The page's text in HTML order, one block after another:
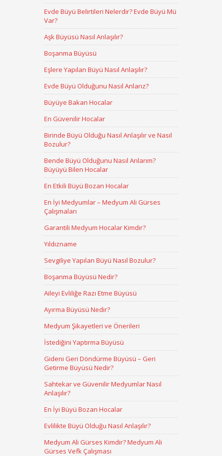
Evde Büyü Belirtileri Nelerdir? Evde Büyü Mü
Var?
Aşk Büyüsü Nasıl Anlaşılır?
Boşanma Büyüsü
Eşlere Yapılan Büyü Nasıl Anlaşılır?
Evde Büyü Olduğunu Nasıl Anlarız?
Büyüye Bakan Hocalar
En Güvenilir Hocalar
Birinde Büyü Olduğu Nasıl Anlaşılır ve Nasıl
Bozulur?
Bende Büyü Olduğunu Nasıl Anlarım?
Büyüyü Bilen Hocalar
En Etkili Büyü Bozan Hocalar
En İyi Medyumlar – Medyum Ali Gürses
Çalışmaları
Garantili Medyum Hocalar Kimdir?
Yıldızname
Sevgiliye Yapılan Büyü Nasıl Bozulur?
Boşanma Büyüsü Nedir?
Aileyi Evliliğe Razı Etme Büyüsü
Ayırma Büyüsü Nedir?
Medyum Şikayetleri ve Önerileri
İstediğini Yaptırma Büyüsü
Gideni Geri Döndürme Büyüsü – Geri
Getirme Büyüsü Nedir?
Sahtekar ve Güvenilir Medyumlar Nasıl
Anlaşılır?
En İyi Büyü Bozan Hocalar
Evlilikte Büyü Olduğu Nasıl Anlaşılır?
Medyum Ali Gürses Kimdir? Medyum Ali
Gürses Vefk Çalışması